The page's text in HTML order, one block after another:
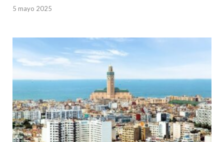
5 mayo 2025